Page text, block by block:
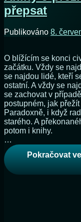
přepsat
Publikováno 8.
O blížícím se konci
začátku. Vždy se
se najdou lidé, kteří
ostatní. A vždy se
se zachovat v
postupném, jak
Paradoxně, i když
starého. A
potom i knihy.
…
Pokračovat